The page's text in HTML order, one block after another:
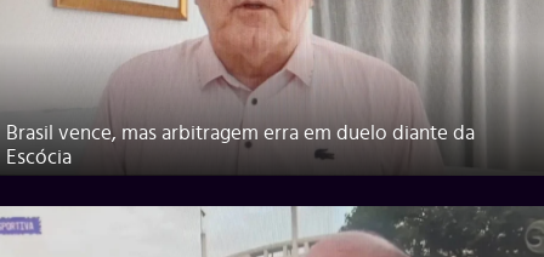
Brasil vence, mas arbitragem erra em duelo diante da
Escócia